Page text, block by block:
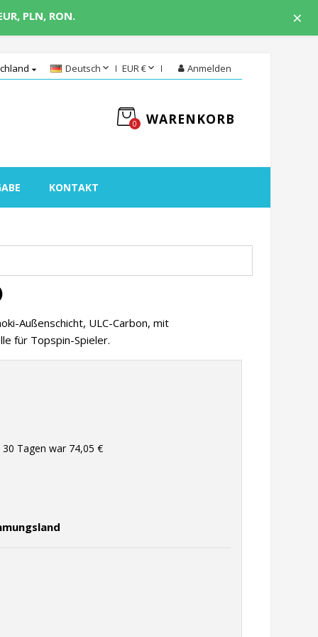
×
PLN, RON.
 Deutsch EUR € Anmelden
WARENKORB
0
KONTAKT
Außenschicht, ULC-Carbon, mit
für Topspin-Spieler.
Tagen war 74,05 €